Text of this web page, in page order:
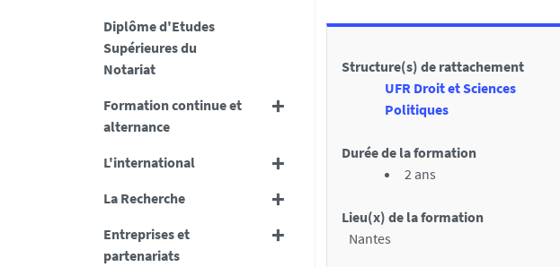
Diplôme d'Etudes
Supérieures du
Notariat
Formation continue et
alternance
L'international
La Recherche
Entreprises et
partenariats
é
D
Structure(s) de rattachement
UFR Droit et Sciences
Politiques
Durée de la formation
2 ans
Lieu(x) de la formation
Nantes